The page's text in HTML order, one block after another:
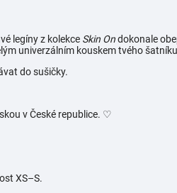
legíny z kolekce Skin Ondokonale
univerzálním kouskem tvého
do sušičky.
v České republice. ♡
XS–S.